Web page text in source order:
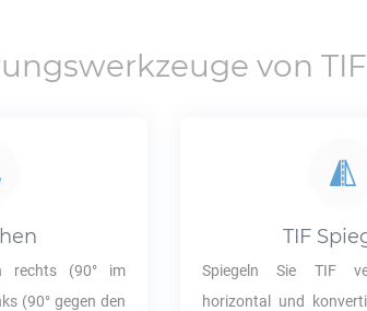
von TIF
rechts (90° im
(90° gegen den
TIF
Spiegeln Sie TIF
horizontal und